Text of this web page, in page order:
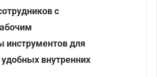
с
инструментов для
внутренних